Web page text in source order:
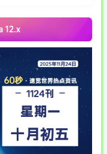
12.x